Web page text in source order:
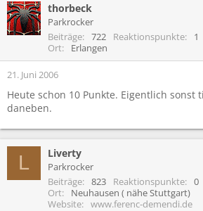
thorbeck
Parkrocker
Beiträge
722 Reaktionspunkte 1
Ort
Erlangen
21. Juni 2006
Heute schon 10 Punkte. Eigentlich sonst
daneben.
L Liverty
Parkrocker
Beiträge
823 Reaktionspunkte 0
Ort
Neuhausen ( nähe Stuttgart)
Website
www.ferenc-demendi.de